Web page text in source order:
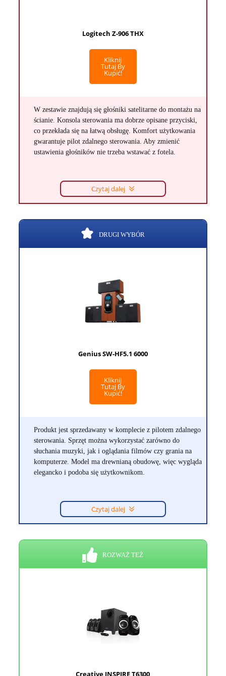
Logitech Z-906 THX
Kliknij
Tutaj By
Kupić!
W zestawie znajdują się głośniki satelitarne do montażu na
ścianie. Konsola sterowania ma dobrze opisane przyciski,
co przekłada się na łatwą obsługę. Komfort użytkowania
gwarantuje pilot zdalnego sterowania. Aby zmienić
ustawienia głośników nie trzeba wstawać z fotela.
Czytaj dalej
DRUGI WYBÓR
Genius SW-HF5.1 6000
Kliknij
Tutaj By
Kupić!
Produkt jest sprzedawany w komplecie z pilotem zdalnego
sterowania. Sprzęt można wykorzystać zarówno do
słuchania muzyki, jak i oglądania filmów czy grania na
komputerze. Model ma drewnianą obudowę, więc wygląda
elegancko i podoba się użytkownikom.
Czytaj dalej
ROZWAŻ TEŻ
Creative INSPIRE T6300